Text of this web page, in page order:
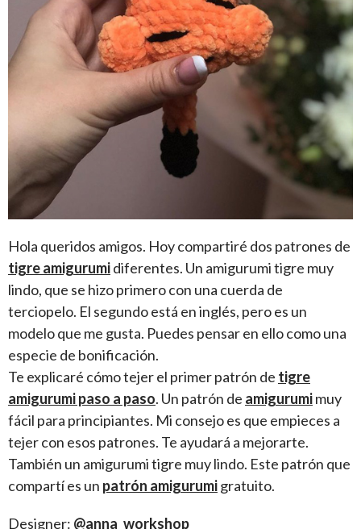
Hola queridos amigos. Hoy compartiré dos patrones de
tigre amigurumidiferentes. Un amigurumi tigre muy
lindo, que se hizo primero con una cuerda de
terciopelo. El segundo está en inglés, pero es un
modelo que me gusta. Puedes pensar en ello como una
especie de bonificación.
Te explicaré cómo tejer el primer patrón de tigre
amigurumi paso a paso. Un patrón de amigurumimuy
fácil para principiantes. Mi consejo es que empieces a
tejer con esos patrones. Te ayudará a mejorarte.
También un amigurumi tigre muy lindo. Este patrón que
compartí es un patrón amigurumigratuito.
Designer: @anna_workshop